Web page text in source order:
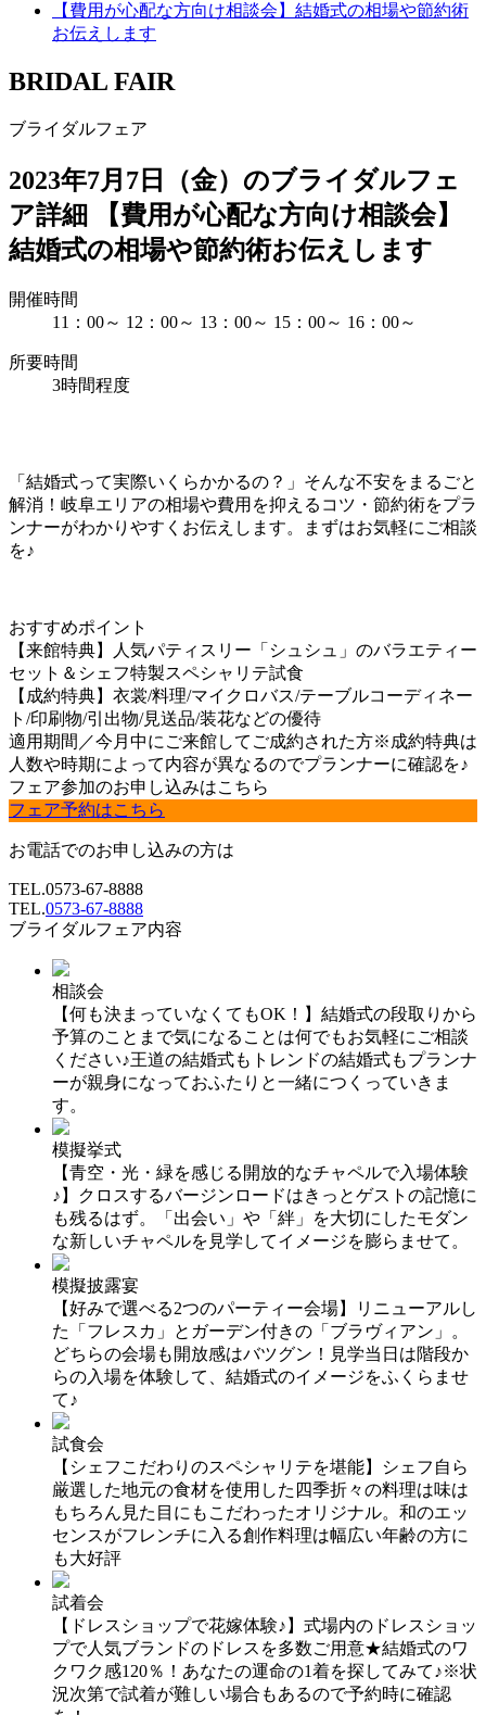
【費用が心配な方向け相談会】結婚式の相場や節約術
お伝えします
BRIDAL FAIR
ブライダルフェア
2023年7月7日（金）のブライダルフェ
ア詳細
【費用が心配な方向け相談会】
結婚式の相場や節約術お伝えします
開催時間
11：00～ 12：00～ 13：00～ 15：00～ 16：00～
所要時間
3時間程度
「結婚式って実際いくらかかるの？」そんな不安をまるごと
解消！岐阜エリアの相場や費用を抑えるコツ・節約術をプラ
ンナーがわかりやすくお伝えします。まずはお気軽にご相談
を♪
おすすめポイント
【来館特典】人気パティスリー「シュシュ」のバラエティー
セット＆シェフ特製スペシャリテ試食
【成約特典】衣裳/料理/マイクロバス/テーブルコーディネー
ト/印刷物/引出物/見送品/装花などの優待
適用期間／今月中にご来館してご成約された方※成約特典は
人数や時期によって内容が異なるのでプランナーに確認を♪
フェア参加のお申し込みはこちら
フェア予約はこちら
お電話でのお申し込みの方は
TEL.0573-67-8888
TEL.0573-67-8888
ブライダルフェア内容
相談会
【何も決まっていなくてもOK！】結婚式の段取りから
予算のことまで気になることは何でもお気軽にご相談
ください♪王道の結婚式もトレンドの結婚式もプランナ
ーが親身になっておふたりと一緒につくっていきま
す。
模擬挙式
【青空・光・緑を感じる開放的なチャペルで入場体験
♪】クロスするバージンロードはきっとゲストの記憶に
も残るはず。「出会い」や「絆」を大切にしたモダン
な新しいチャペルを見学してイメージを膨らませて。
模擬披露宴
【好みで選べる2つのパーティー会場】リニューアルし
た「フレスカ」とガーデン付きの「ブラヴィアン」。
どちらの会場も開放感はバツグン！見学当日は階段か
らの入場を体験して、結婚式のイメージをふくらませ
て♪
試食会
【シェフこだわりのスペシャリテを堪能】シェフ自ら
厳選した地元の食材を使用した四季折々の料理は味は
もちろん見た目にもこだわったオリジナル。和のエッ
センスがフレンチに入る創作料理は幅広い年齢の方に
も大好評
試着会
【ドレスショップで花嫁体験♪】式場内のドレスショッ
プで人気ブランドのドレスを多数ご用意★結婚式のワ
クワク感120％！あなたの運命の1着を探してみて♪※状
況次第で試着が難しい場合もあるので予約時に確認